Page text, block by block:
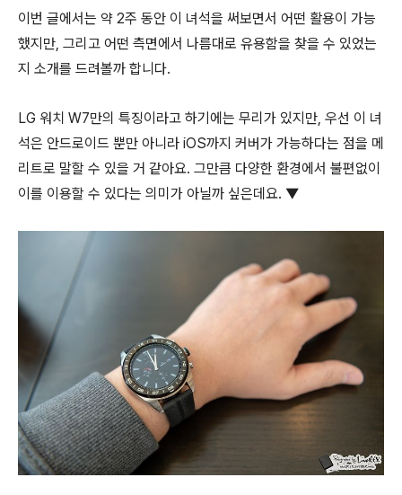
이번 글에서는 약 2주 동안 이 녀석을 써보면서 어떤 활용이 가능
했지만, 그리고 어떤 측면에서 나름대로 유용함을 찾을 수 있었는
지 소개를 드려볼까 합니다.
LG 워치 W7만의 특징이라고 하기에는 무리가 있지만, 우선 이 녀
석은 안드로이드 뿐만 아니라 iOS까지 커버가 가능하다는 점을 메
리트로 말할 수 있을 거 같아요. 그만큼 다양한 환경에서 불편없이
이를 이용할 수 있다는 의미가 아닐까 싶은데요. ▼